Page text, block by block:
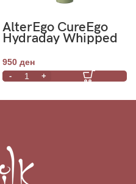
AlterEgo CureEgo
Hydraday Whipped
Cream Hydrating
Mousse 200ml
950 ден